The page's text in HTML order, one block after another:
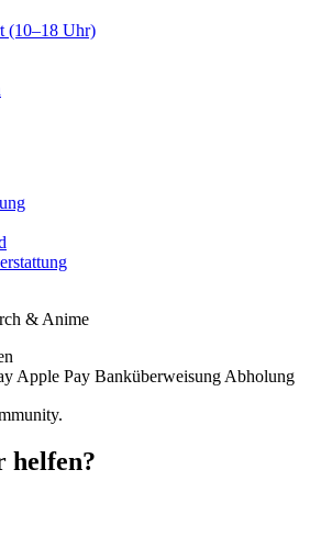
(10–18 Uhr)
& Anime
Apple Pay Banküberweisung Abholung
helfen?